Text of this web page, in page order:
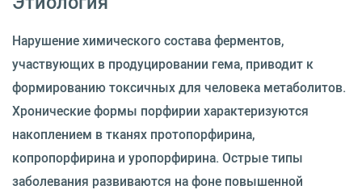
Нарушение химического состава ферментов,
участвующих в продуцировании гема, приводит к
формированию токсичных для человека метаболитов.
Хронические формы порфирии характеризуются
накоплением в тканях протопорфирина,
копропорфирина и уропорфирина. Острые типы
заболевания развиваются на фоне повышенной